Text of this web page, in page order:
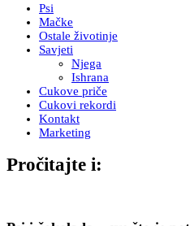
Psi
Mačke
Ostale životinje
Savjeti
Njega
Ishrana
Cukove priče
Cukovi rekordi
Kontakt
Marketing
Pročitajte i: